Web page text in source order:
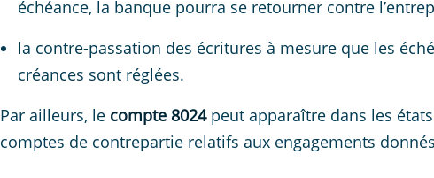
échéance, la banque pourra se retourner contre
la contre-passation des écritures à mesure que les
créances sont réglées.
Par ailleurs, le compte 8024peut apparaître dans les
comptes de contrepartie relatifs aux engagements